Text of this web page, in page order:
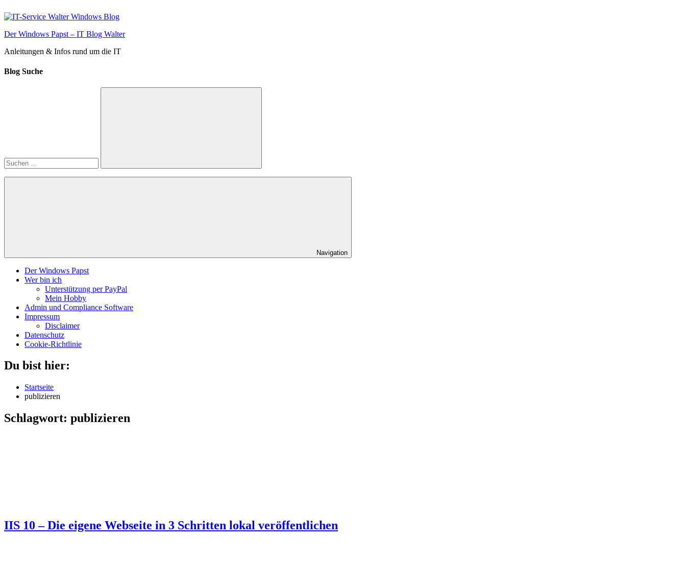
Inhalt
Der Windows Papst – IT Blog Walter
Anleitungen & Infos rund um die IT
Blog Suche
Suchen
Navigation
Der Windows Papst
Wer bin ich
Unterstützung per PayPal
Mein Hobby
Admin und Compliance Software
Impressum
Disclaimer
Datenschutz
Cookie-Richtlinie
Du bist hier:
Startseite
publizieren
Schlagwort: publizieren
IIS 10 – Die eigene Webseite in 3 Schritten lokal veröffentlichen